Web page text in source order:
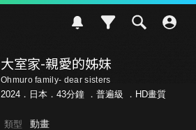
大室家-親愛的姊妹
Ohmuro family- dear sisters
2024．日本．43分鐘 ． 普遍級 ．HD畫質
類型 動畫